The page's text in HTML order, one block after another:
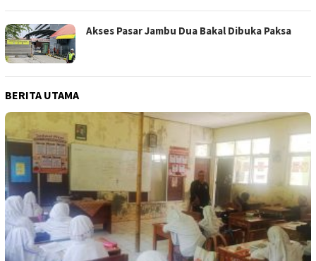
Akses Pasar Jambu Dua Bakal Dibuka Paksa
BERITA UTAMA